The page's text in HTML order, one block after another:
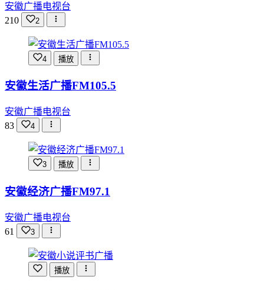
安徽广播电视台
210
2
4 播放
安徽生活广播FM105.5
安徽广播电视台
83
4
3 播放
安徽经济广播FM97.1
安徽广播电视台
61
3
播放